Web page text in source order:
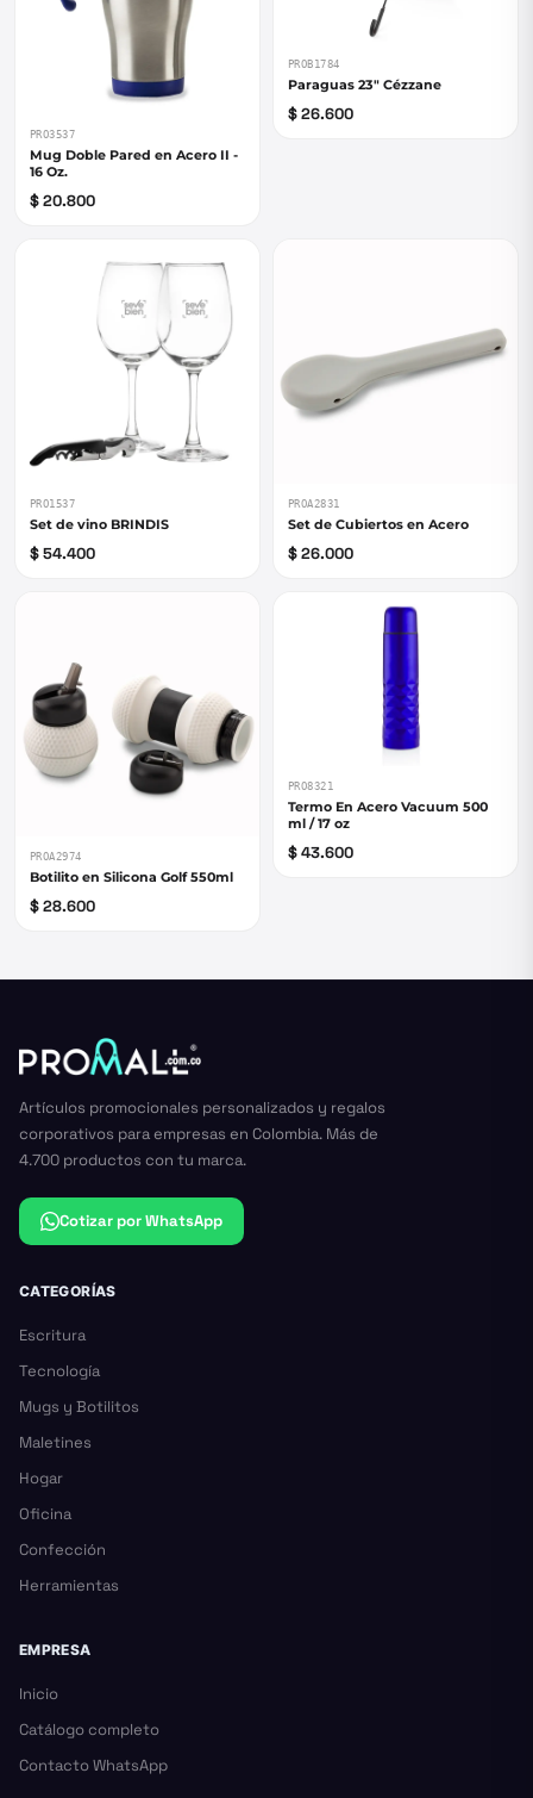
PRO3537
Mug Doble Pared en Acero II -
16 Oz.
$ 20.800
PROB1784
Paraguas 23" Cézzane
$ 26.600
PRO1537
Set de vino BRINDIS
$ 54.400
PROA2831
Set de Cubiertos en Acero
$ 26.000
PROA2974
Botilito en Silicona Golf 550ml
$ 28.600
PRO8321
Termo En Acero Vacuum 500
ml / 17 oz
$ 43.600
Artículos promocionales personalizados y regalos
corporativos para empresas en Colombia. Más de
4.700 productos con tu marca.
Cotizar por WhatsApp
CATEGORÍAS
Escritura
Tecnología
Mugs y Botilitos
Maletines
Hogar
Oficina
Confección
Herramientas
EMPRESA
Inicio
Catálogo completo
Contacto WhatsApp